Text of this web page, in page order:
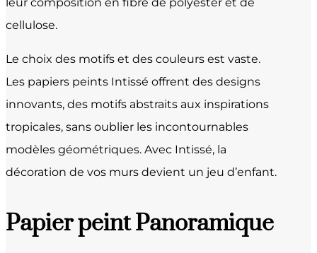
cellulose.
Le choix des motifs et des couleurs est vaste.
Les papiers peints Intissé offrent des designs
innovants, des motifs abstraits aux inspirations
tropicales, sans oublier les incontournables
modèles géométriques. Avec Intissé, la
décoration de vos murs devient un jeu d’enfant.
Papier peint Panoramique